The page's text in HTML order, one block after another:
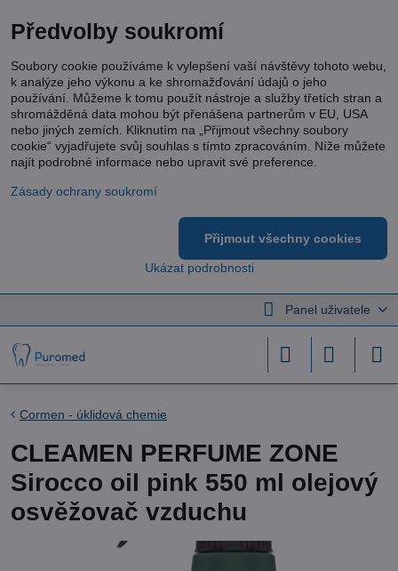
Panel uživatele
Cormen - úklidová chemie
CLEAMEN PERFUME ZONE
Sirocco oil pink 550 ml olejový
osvěžovač vzduchu
Předvolby soukromí
Soubory cookie používáme k vylepšení vaší návštěvy tohoto webu,
k analýze jeho výkonu a ke shromažďování údajů o jeho
používání. Můžeme k tomu použít nástroje a služby třetích stran a
shromážděná data mohou být přenášena partnerům v EU, USA
nebo jiných zemích. Kliknutím na „Přijmout všechny soubory
cookie“ vyjadřujete svůj souhlas s tímto zpracováním. Níže můžete
najít podrobné informace nebo upravit své preference.
Zásady ochrany soukromí
Ukázat podrobnosti
Přijmout všechny cookies